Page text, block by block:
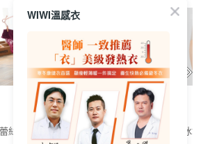
蕾絲性感美臀內褲
0著感冰氧雲柔寬肩
冰
WIWI溫感衣